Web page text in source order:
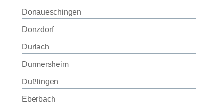
Donaueschingen
Donzdorf
Durlach
Durmersheim
Dußlingen
Eberbach